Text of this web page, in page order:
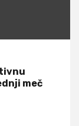
meč